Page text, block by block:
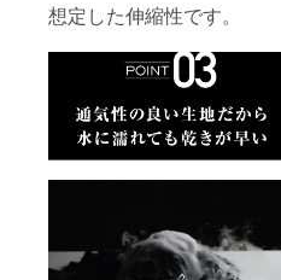
想定した伸縮性です。